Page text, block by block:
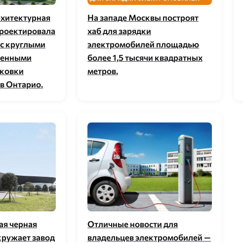
круглыми
Онтарио.
На западе Москвы построят
хаб для зарядки
электромобилей площадью
более 1,5 тысячи квадратных
метров.
черная
завод
Отличные новости для
владельцев электромобилей —